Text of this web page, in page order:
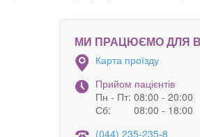
МИ ПРАЦЮЄМО ДЛЯ
Карта проїзду
Прийом пацієнтів
Пн - Пт: 08:00 - 20:00
Сб:
08:00 - 18:00
(044) 235-235-8